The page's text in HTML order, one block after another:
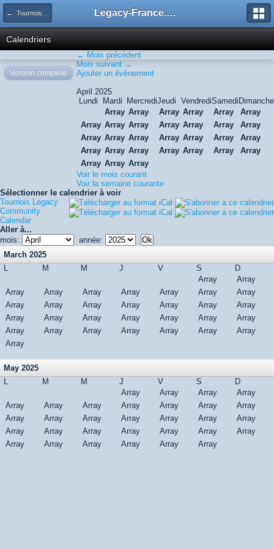
← Tournois Legacy Legacy-France.org - Forum
Calendriers
← Mois précédent
Mois suivant →
Ajouter un évènement
April 2025
Lundi
Mardi MercrediJeudi VendrediSamedi Dimanche
Array Array Array Array Array
Array
Array Array Array Array Array Array
Array
Array Array Array Array Array Array
Array
Array Array Array Array Array Array
Array
Array Array Array
Voir le mois courant
Voir la semaine courante
Sélectionner le calendrier à voir
Tournois Legacy
Community
Calendar
Aller à...
mois:
année:
March 2025
L
M M J V S
D
Array
Array
Array
Array Array Array Array Array
Array
Array
Array Array Array Array Array
Array
Array
Array Array Array Array Array
Array
Array
Array Array Array Array Array
Array
Array
May 2025
L
M M J V S
D
Array
Array Array
Array
Array
Array Array Array Array Array
Array
Array
Array Array Array Array Array
Array
Array
Array Array Array Array Array
Array
Array
Array Array Array Array Array
Version complète